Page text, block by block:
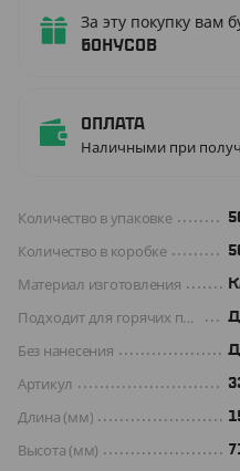
За эту покупку вам
бонусов
Оплата
Наличными при
Количество в упаковке
Количество в коробке
Материал изготовления
Подходит для горячих продуктов
Без нанесения
Артикул
Длина (мм)
Высота (мм) 71